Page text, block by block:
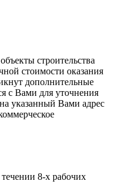
строительства
стоимости оказания
дополнительные
с Вами для уточнения
указанный Вами адрес
8-x рабочих